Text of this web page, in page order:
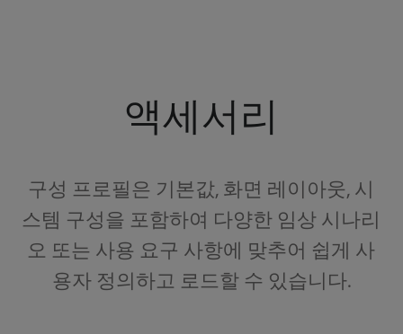
액세서리
구성 프로필은 기본값, 화면 레이아웃, 시
스템 구성을 포함하여 다양한 임상 시나리
오 또는 사용 요구 사항에 맞추어 쉽게 사
용자 정의하고 로드할 수 있습니다.